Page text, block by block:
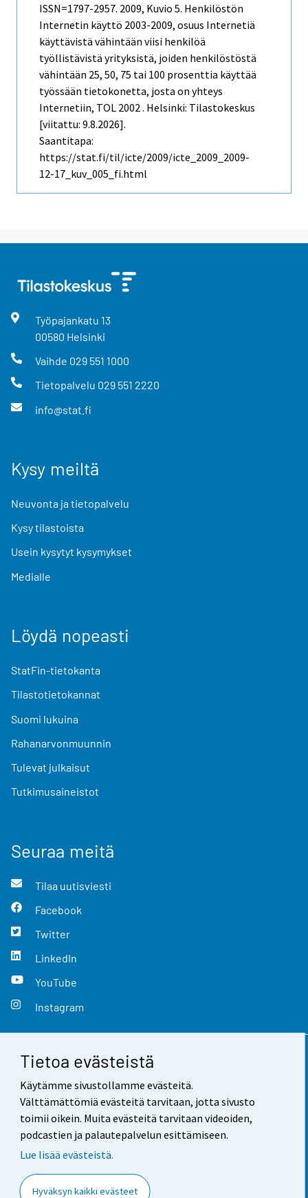
Tietoa evästeistä
Käytämme sivustollamme evästeitä.
Välttämättömiä evästeitä tarvitaan, jotta sivusto
toimii oikein. Muita evästeitä tarvitaan videoiden,
podcastien ja palautepalvelun esittämiseen.
Lue lisää evästeistä.
Hyväksyn kaikki evästeet
ISSN=1797-2957. 2009, Kuvio 5. Henkilöstön
Internetin käyttö 2003-2009, osuus Internetiä
käyttävistä vähintään viisi henkilöä
työllistävistä yrityksistä, joiden henkilöstöstä
vähintään 25, 50, 75 tai 100 prosenttia käyttää
työssään tietokonetta, josta on yhteys
Internetiin, TOL 2002 . Helsinki: Tilastokeskus
[viitattu: 9.8.2026].
Saantitapa:
https://stat.fi/til/icte/2009/icte_2009_2009-
12-17_kuv_005_fi.html
Työpajankatu 13
00580 Helsinki
Vaihde 029 551 1000
Tietopalvelu 029 551 2220
info@stat.fi
Kysy meiltä
Neuvonta ja tietopalvelu
Kysy tilastoista
Usein kysytyt kysymykset
Medialle
Löydä nopeasti
StatFin-tietokanta
Tilastotietokannat
Suomi lukuina
Rahanarvonmuunnin
Tulevat julkaisut
Tutkimusaineistot
Seuraa meitä
Tilaa uutisviesti
Facebook
Twitter
LinkedIn
YouTube
Instagram
Yhteystiedot
Palaute
Käyttöehdot
Saavutettavuus